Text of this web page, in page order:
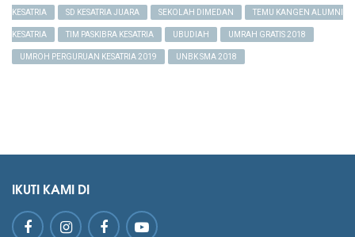
KESATRIA SD KESATRIA JUARA SEKOLAH DIMEDAN TEMU KANGEN ALUMNI
KESATRIA TIM PASKIBRA KESATRIA UBUDIAH UMRAH GRATIS 2018
UMROH PERGURUAN KESATRIA 2019 UNBK SMA 2018
IKUTI KAMI DI